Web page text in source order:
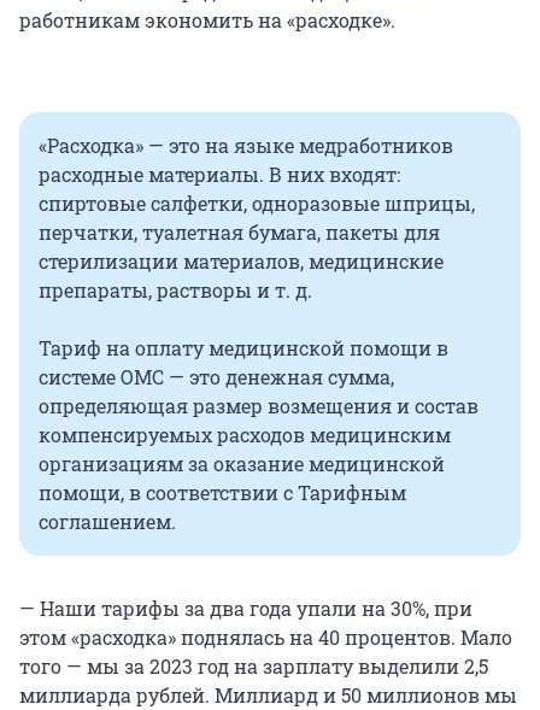
работникам экономить на «расходке».
«Расходка» — это на языке медработников
расходные материалы. В них входят:
спиртовые салфетки, одноразовые шприцы,
перчатки, туалетная бумага, пакеты для
стерилизации материалов, медицинские
препараты, растворы и т. д.
Тариф на оплату медицинской помощи в
системе ОМС — это денежная сумма,
определяющая размер возмещения и состав
компенсируемых расходов медицинским
организациям за оказание медицинской
помощи, в соответствии с Тарифным
соглашением.
— Наши тарифы за два года упали на 30%, при
этом «расходка» поднялась на 40 процентов. Мало
того — мы за 2023 год на зарплату выделили 2,5
миллиарда рублей. Миллиард и 50 миллионов мы